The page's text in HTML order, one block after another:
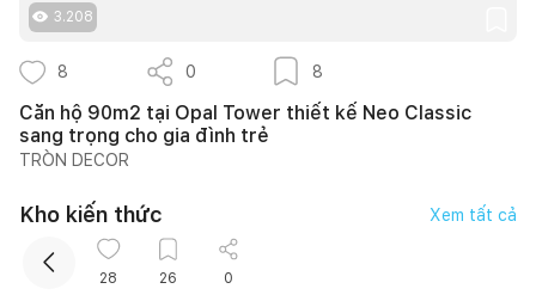
3.208
8 0 8
Căn hộ 90m2 tại Opal Tower thiết kế Neo Classic
sang trọng cho gia đình trẻ
TRÒN DECOR
Kho kiến thức Xem tất cả
Nguyễn An Chi
28 26 0